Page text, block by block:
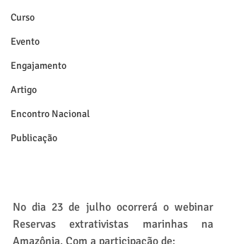
Curso
Evento
Engajamento
Artigo
Encontro Nacional
Publicação
No dia 23 de julho ocorrerá o webinar
Reservas extrativistas marinhas na
Amazônia. Com a participação de: